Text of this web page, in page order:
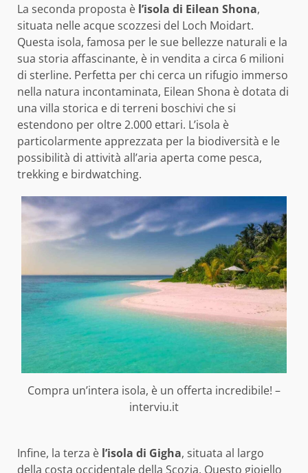
La seconda proposta è l’isola di Eilean Shona,
situata nelle acque scozzesi del Loch Moidart.
Questa isola, famosa per le sue bellezze naturali e la
sua storia affascinante, è in vendita a circa 6 milioni
di sterline. Perfetta per chi cerca un rifugio immerso
nella natura incontaminata, Eilean Shona è dotata di
una villa storica e di terreni boschivi che si
estendono per oltre 2.000 ettari. L’isola è
particolarmente apprezzata per la biodiversità e le
possibilità di attività all’aria aperta come pesca,
trekking e birdwatching.
Compra un’intera isola, è un offerta incredibile! –
interviu.it
Infine, la terza è l’isola di Gigha, situata al largo
della costa occidentale della Scozia. Questo gioiello